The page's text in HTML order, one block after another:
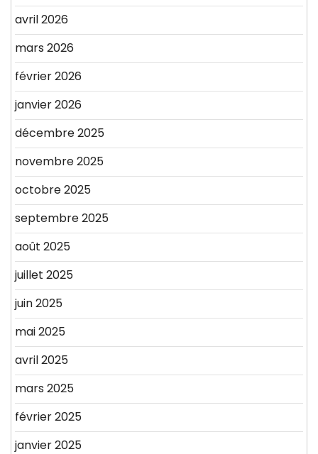
avril 2026
mars 2026
février 2026
janvier 2026
décembre 2025
novembre 2025
octobre 2025
septembre 2025
août 2025
juillet 2025
juin 2025
mai 2025
avril 2025
mars 2025
février 2025
janvier 2025